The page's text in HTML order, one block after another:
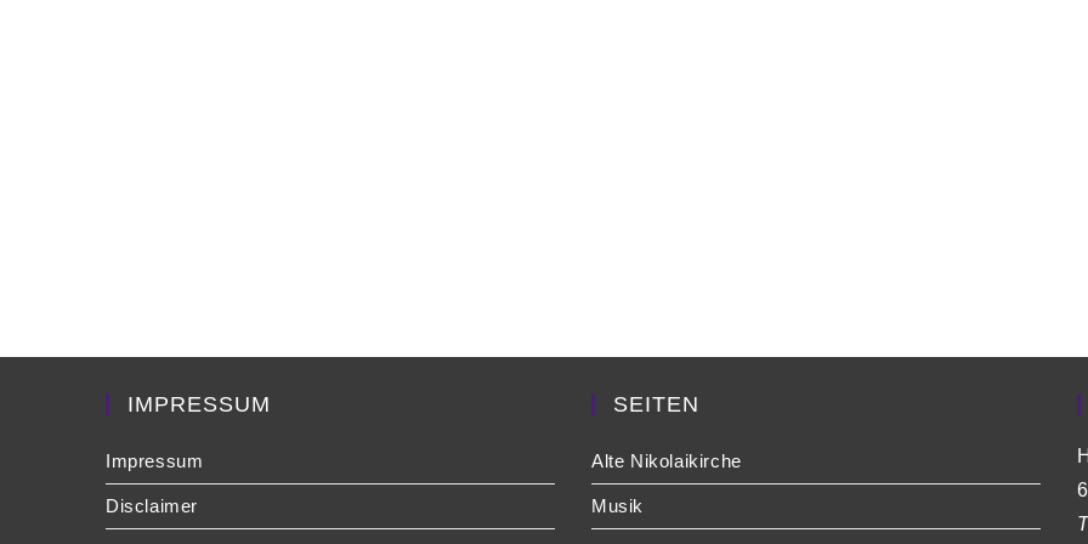
IMPRESSUM
Impressum
Disclaimer
SEITEN
Alte Nikolaikirche
Musik